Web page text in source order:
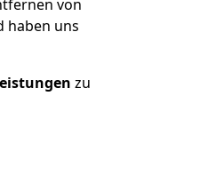
von
haben uns
zu